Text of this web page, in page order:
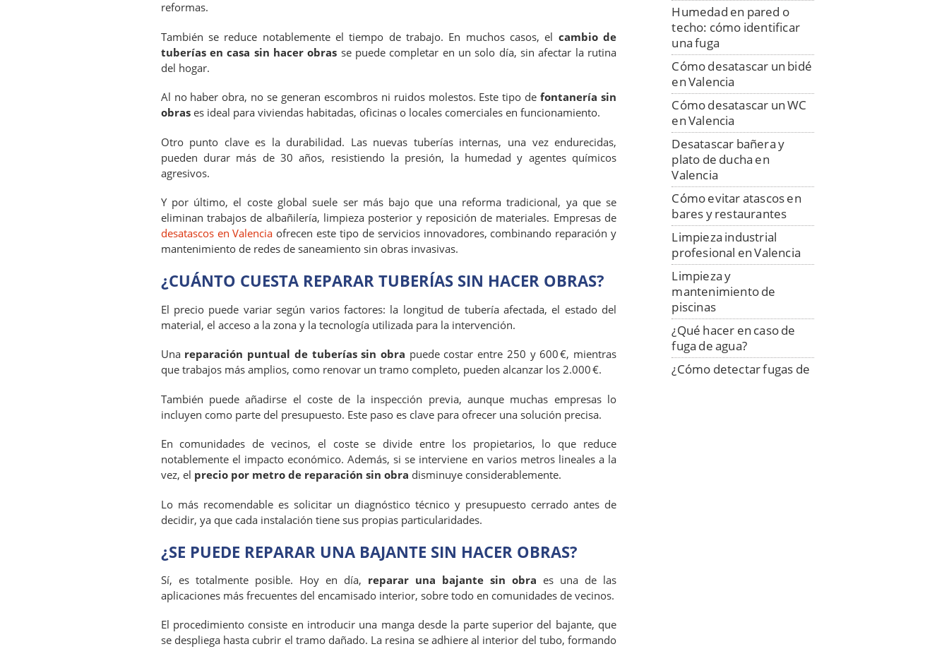
reformas.
También se reduce notablemente el tiempo de trabajo. En muchos casos, el cambio de
tuberías en casa sin hacer obras se puede completar en un solo día, sin afectar la rutina
del hogar.
Al no haber obra, no se generan escombros ni ruidos molestos. Este tipo defontanería sin
obrases ideal para viviendas habitadas, oficinas o locales comerciales en funcionamiento.
Otro punto clave es la durabilidad. Las nuevas tuberías internas, una vez endurecidas,
pueden durar más de 30 años, resistiendo la presión, la humedad y agentes químicos
agresivos.
Y por último, el coste global suele ser más bajo que una reforma tradicional, ya que se
eliminan trabajos de albañilería, limpieza posterior y reposición de materiales. Empresas de
desatascos en Valencia ofrecen este tipo de servicios innovadores, combinando reparación y
mantenimiento de redes de saneamiento sin obras invasivas.
¿CUÁNTO CUESTA REPARAR TUBERÍAS SIN HACER OBRAS?
El precio puede variar según varios factores: la longitud de tubería afectada, el estado del
material, el acceso a la zona y la tecnología utilizada para la intervención.
Una reparación puntual de tuberías sin obra puede costar entre 250 y 600 €, mientras
que trabajos más amplios, como renovar un tramo completo, pueden alcanzar los 2.000 €.
También puede añadirse el coste de la inspección previa, aunque muchas empresas lo
incluyen como parte del presupuesto. Este paso es clave para ofrecer una solución precisa.
En comunidades de vecinos, el coste se divide entre los propietarios, lo que reduce
notablemente el impacto económico. Además, si se interviene en varios metros lineales a la
vez, el precio por metro de reparación sin obra disminuye considerablemente.
Lo más recomendable es solicitar un diagnóstico técnico y presupuesto cerrado antes de
decidir, ya que cada instalación tiene sus propias particularidades.
¿SE PUEDE REPARAR UNA BAJANTE SIN HACER OBRAS?
Sí, es totalmente posible. Hoy en día, reparar una bajante sin obra es una de las
aplicaciones más frecuentes del encamisado interior, sobre todo en comunidades de vecinos.
El procedimiento consiste en introducir una manga desde la parte superior del bajante, que
se despliega hasta cubrir el tramo dañado. La resina se adhiere al interior del tubo, formando
Humedad en pared o
techo: cómo identificar
una fuga
Cómo desatascar un bidé
en Valencia
Cómo desatascar un WC
en Valencia
Desatascar bañera y
plato de ducha en
Valencia
Cómo evitar atascos en
bares y restaurantes
Limpieza industrial
profesional en Valencia
Limpieza y
mantenimiento de
piscinas
¿Qué hacer en caso de
fuga de agua?
¿Cómo detectar fugas de